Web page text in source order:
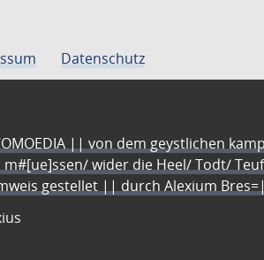
Datenschutz
|| von dem geystlichen
wider die Heel/ Todt/
gestellet || durch Alexium